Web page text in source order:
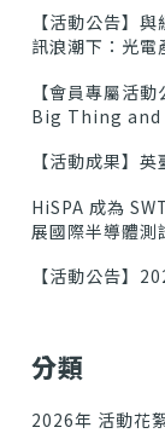
【活動公告】
訊浪潮下：光電
【會員專屬活
Big Thing
【活動成果】
HiSPA 成為
展國際半導體測
【活動公告】
分類
2026年 活動花